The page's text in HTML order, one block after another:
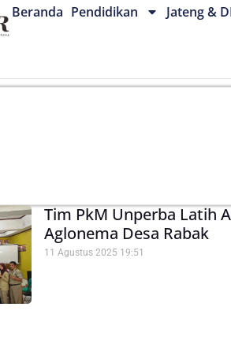
Beranda Pendidikan Jateng &
Tim PkM Unperba Latih
Aglonema Desa Rabak
11 Agustus 2025 19:51